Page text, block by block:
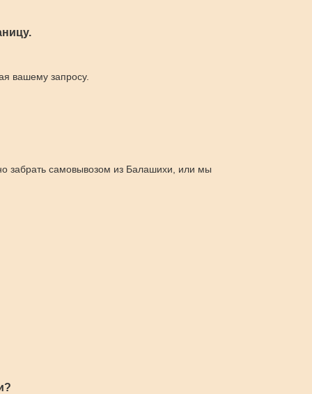
вашему запросу.
забрать самовывозом из Балашихи, или мы